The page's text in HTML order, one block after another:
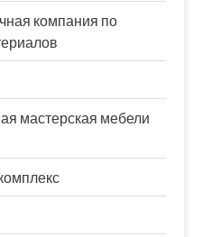
компания по
мастерская мебели